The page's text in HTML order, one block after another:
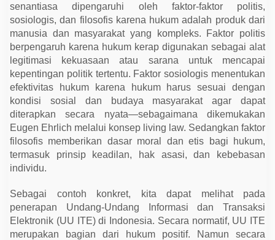
i
D
i
k
a
a
k
n
K
l
s
n
senantiasa dipengaruhi oleh faktor-faktor politis,
sosiologis, dan filosofis karena hukum adalah produk dari
manusia dan masyarakat yang kompleks. Faktor politis
berpengaruh karena hukum kerap digunakan sebagai alat
legitimasi kekuasaan atau sarana untuk mencapai
kepentingan politik tertentu. Faktor sosiologis menentukan
efektivitas hukum karena hukum harus sesuai dengan
kondisi sosial dan budaya masyarakat agar dapat
diterapkan secara nyata—sebagaimana dikemukakan
Eugen Ehrlich melalui konsep living law. Sedangkan faktor
filosofis memberikan dasar moral dan etis bagi hukum,
termasuk prinsip keadilan, hak asasi, dan kebebasan
individu.
Sebagai contoh konkret, kita dapat melihat pada
penerapan Undang-Undang Informasi dan Transaksi
Elektronik (UU ITE) di Indonesia. Secara normatif, UU ITE
merupakan bagian dari hukum positif. Namun secara